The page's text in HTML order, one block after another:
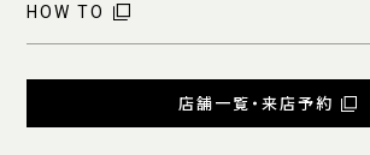
HOW TO
店舗一覧・来店予約